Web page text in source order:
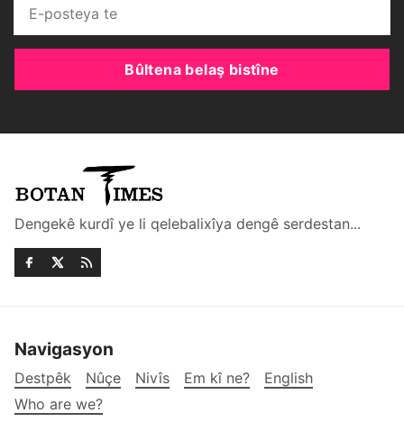
Bûltena belaş bistîne
Dengekê kurdî ye li qelebalixîya dengê serdestan...
Navigasyon
Destpêk Nûçe Nivîs Em kî ne?
English
Who are we?